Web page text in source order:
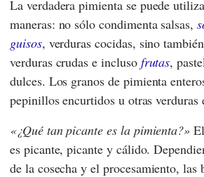
La verdadera pimienta se puede
maneras: no sólo condimenta salsas,
guisos, verduras cocidas, sino también
verduras crudas e incluso frutas,
dulces. Los granos de pimienta
pepinillos encurtidos u otras verduras
¿Qué tan picante es la pimienta?
es picante, picante y cálido.
de la cosecha y el procesamiento, las